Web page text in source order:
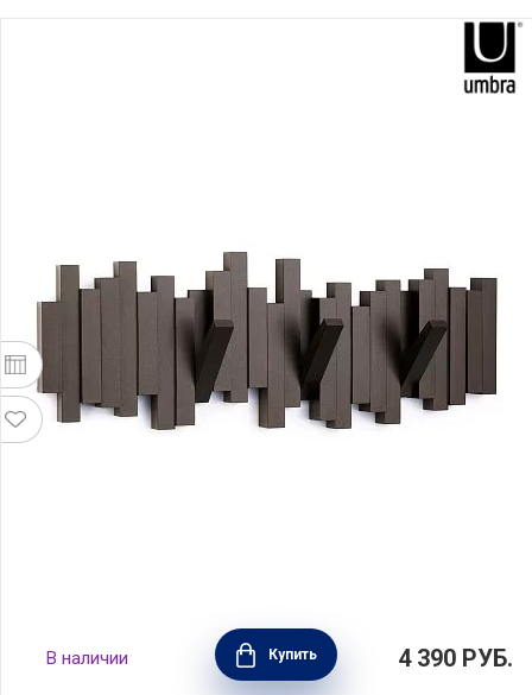
Вешалка настенная Sticks 49,3х18х3 см,
цвет коричневый, материал пластик, Umbra,
Канада, 318211-213
В наличии Купить 4 390 РУБ.